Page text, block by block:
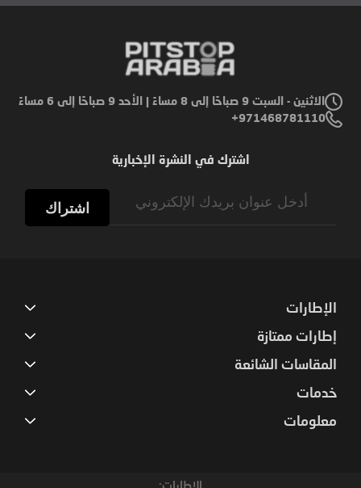
الاثنين - السبت 9 صباحًا إلى 8 مساءً | الأحد 9 صباحًا إلى 6 مساءً
971468781110+
اشترك في النشرة الإخبارية
اشتراك
الإطارات
إطارات ممتازة
المقاسات الشائعة
خدمات
معلومات